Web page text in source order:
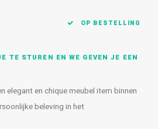
OP BESTELLING
TE STUREN EN WE GEVEN JE EEN
elegant en chique meubel item binnen
beleving in het